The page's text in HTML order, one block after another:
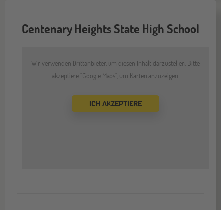
Centenary Heights State High School
Wir verwenden Drittanbieter, um diesen Inhalt darzustellen. Bitte
akzeptiere "Google Maps", um Karten anzuzeigen.
ICH AKZEPTIERE